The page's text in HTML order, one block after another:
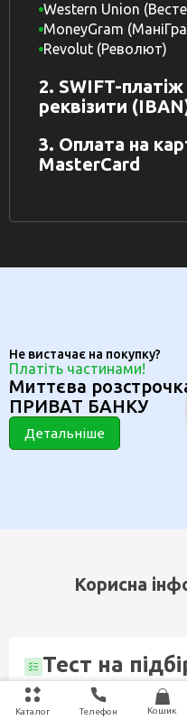
Каталог Телефон Кошик
Western Union
MoneyGram
Revolut (Револют)
2. SWIFT-платіж
реквізити
3. Оплата на
MasterCard
Не вистачає на покупку?
Платіть частинами!
Миттєва
ПРИВАТ БАНКУ
Детальніше
Корисна
Тест на